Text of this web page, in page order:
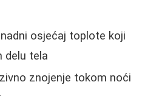
osjećaj toplote koji
delu tela
znojenje tokom noći